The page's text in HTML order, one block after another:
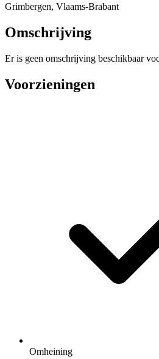
Grimbergen, Vlaams-Brabant
Omschrijving
Er is geen omschrijving beschikbaar
Voorzieningen
Omheining